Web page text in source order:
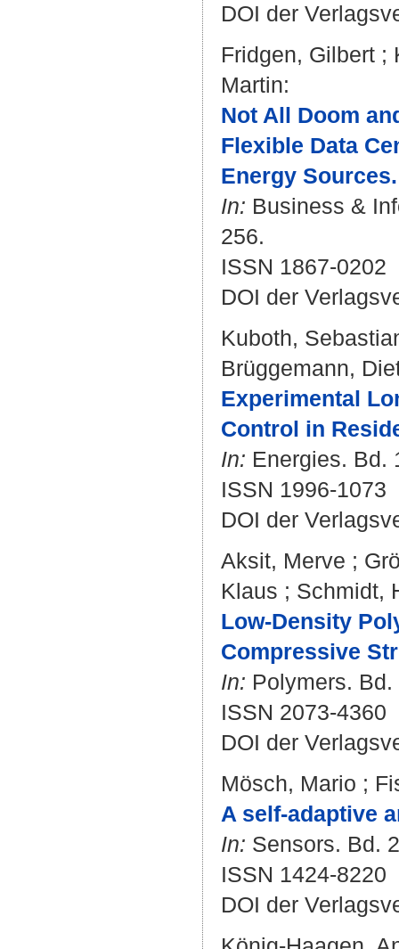
DOI der
Fridgen, Gilbert ;
Martin:
Not All Doom
Flexible Data
Energy Sources.
In: Business &
256.
ISSN 1867-0202
DOI der
Kuboth,
Brüggemann,
Experimental
Control in
In: Energies. Bd.
ISSN 1996-1073
DOI der
Aksit, Merve ;
Klaus ; Schmidt,
Low-Density
Compressive
In: Polymers.
ISSN 2073-4360
DOI der
Mösch, Mario ;
A self-adaptive
In: Sensors. Bd.
ISSN 1424-8220
DOI der